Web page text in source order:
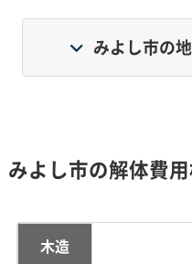
しかし市内は東名高速
く異なります。北部
よって解体工事の注意
地形・道路事情と
みよし市の
みよし市の解体費
木造